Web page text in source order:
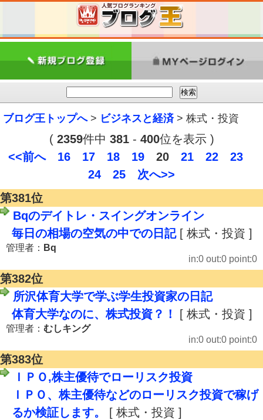
ブログ王トップへ> ビジネスと経済> 株式・投資
( 2359件中 381- 400位を表示 )
<<前へ
16 17 18 19 20 21 22
23
24
25
次へ>>
第381位
Bqのデイトレ・スイングオンライン
毎日の相場の空気の中での日記[ 株式・投資 ]
管理者： Bq
in:0 out:0 point:0
第382位
所沢体育大学で学ぶ学生投資家の日記
体育大学なのに、株式投資？！
[ 株式・投資 ]
管理者： むしキング
in:0 out:0 point:0
第383位
ＩＰＯ,株主優待でローリスク投資
ＩＰＯ、株主優待などのローリスク投資で稼げ
るか検証します。
[ 株式・投資 ]